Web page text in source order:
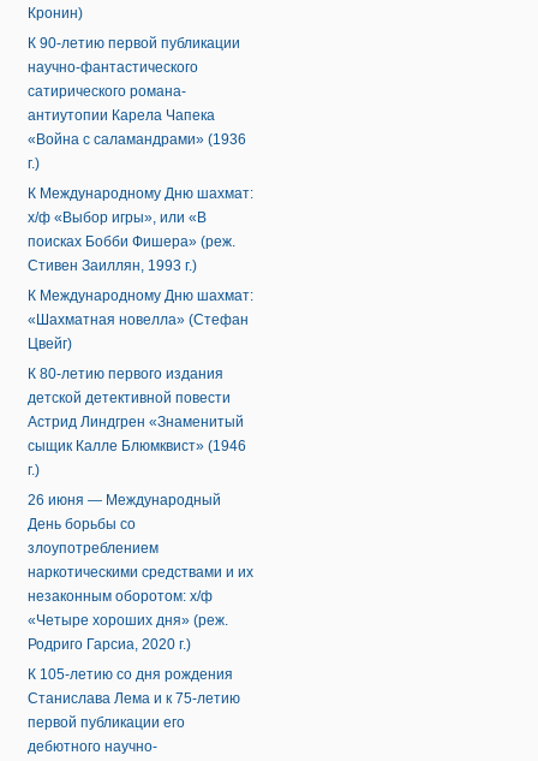
Кронин)
К 90-летию первой публикации
научно-фантастического
сатирического романа-
антиутопии Карела Чапека
«Война с саламандрами» (1936
г.)
К Международному Дню шахмат:
х/ф «Выбор игры», или «В
поисках Бобби Фишера» (реж.
Стивен Заиллян, 1993 г.)
К Международному Дню шахмат:
«Шахматная новелла» (Стефан
Цвейг)
К 80-летию первого издания
детской детективной повести
Астрид Линдгрен «Знаменитый
сыщик Калле Блюмквист» (1946
г.)
26 июня — Международный
День борьбы со
злоупотреблением
наркотическими средствами и их
незаконным оборотом: х/ф
«Четыре хороших дня» (реж.
Родриго Гарсиа, 2020 г.)
К 105-летию со дня рождения
Станислава Лема и к 75-летию
первой публикации его
дебютного научно-